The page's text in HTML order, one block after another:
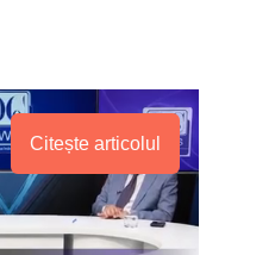
Citește articolul